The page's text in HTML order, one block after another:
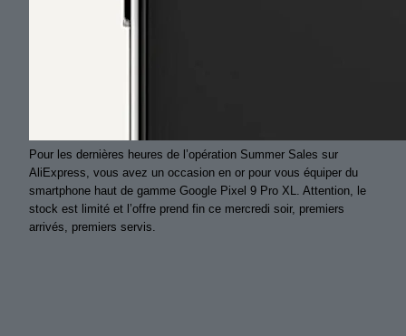
Pour les dernières heures de l’opération Summer Sales sur
AliExpress, vous avez un occasion en or pour vous équiper du
smartphone haut de gamme Google Pixel 9 Pro XL. Attention, le
stock est limité et l’offre prend fin ce mercredi soir, premiers
arrivés, premiers servis.